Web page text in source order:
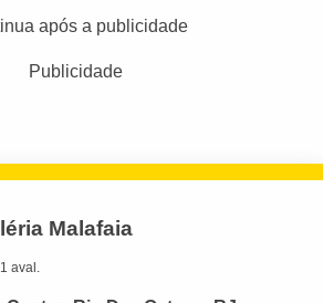
após a publicidade
Publicidade
Malafaia
1 aval.